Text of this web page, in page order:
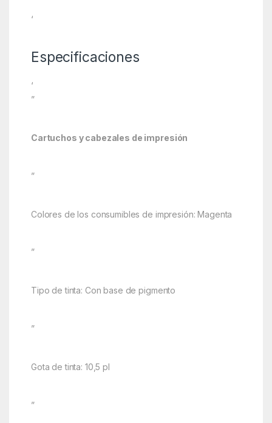
‘
Especificaciones
‘
”
Cartuchos y cabezales de impresión
”
Colores de los consumibles de impresión: Magenta
”
Tipo de tinta: Con base de pigmento
”
Gota de tinta: 10,5 pl
”